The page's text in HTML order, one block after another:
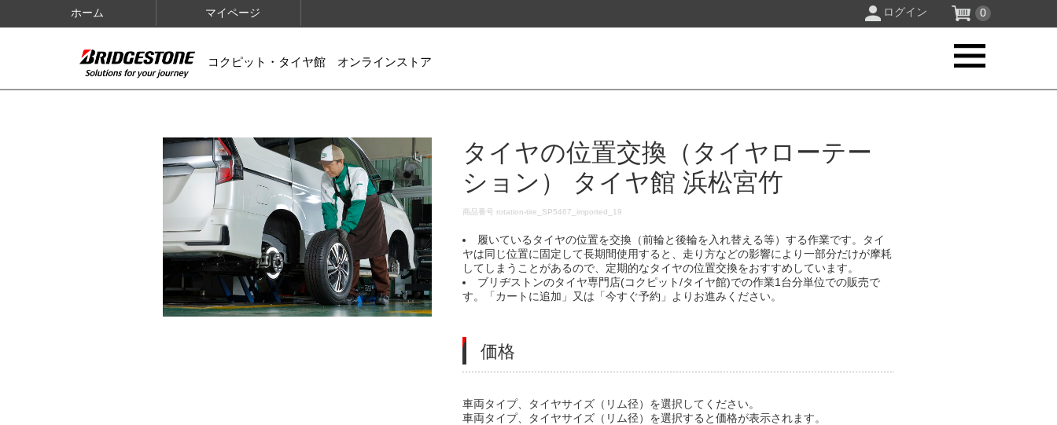
ホーム マイページ ログイン 0
コクピット・タイヤ館 オンラインストア
IMAGES
タイヤの位置交換（タイヤローテー
ション） タイヤ館 浜松宮竹
DETAILS
商品番号 rotation-tire_SP5467_imported_19
履いているタイヤの位置を交換（前輪と後輪を入れ替える等）する作業です。タイ
ヤは同じ位置に固定して長期間使用すると、走り方などの影響により一部分だけが摩耗
してしまうことがあるので、定期的なタイヤの位置交換をおすすめしています。
ブリヂストンのタイヤ専門店(コクピット/タイヤ館)での作業1台分単位での販売で
す。「カートに追加」又は「今すぐ予約」よりお進みください。
価格
VARIATIONS
車両タイプ、タイヤサイズ（リム径）を選択してください。
車両タイプ、タイヤサイズ（リム径）を選択すると価格が表示されます。